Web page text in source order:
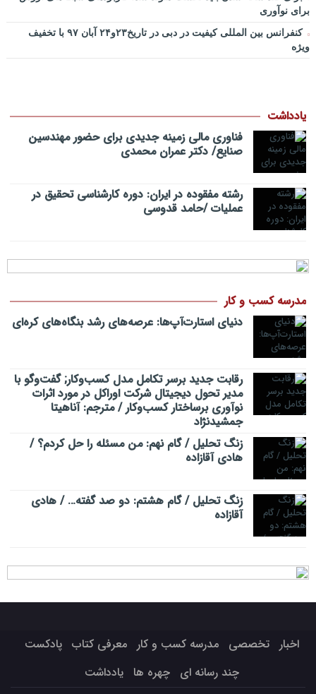
برای نوآوری
کنفرانس بین المللی کیفیت در دبی در تاریخ۲۳و۲۴ آبان ۹۷ با تخفیف
ویژه
یادداشت
فناوری مالی زمینه جدیدی برای حضور مهندسین
صنایع/ دکتر عمران محمدی
رشته مفقوده در ایران: دوره کارشناسی تحقیق در
عملیات /حامد قدوسی
مدرسه کسب و کار
دنیای استارت‌آپ‌ها: عرصه‌های رشد بنگاه‌های کره‌ای‌
رقابت جدید برسر تکامل مدل کسب‌و‌کار; گفت‌وگو با
مدیر تحول دیجیتال شرکت اوراکل در مورد اثرات
نوآوری برساختار کسب‌وکار / مترجم: آناهیتا
جمشیدنژاد
زنگ تحلیل / گام نهم: من مسئله را حل کردم؟ /
هادی آقازاده
زنگ تحلیل / گام هشتم: دو صد گفته… / هادی
آقازاده
اخبار تخصصی مدرسه کسب و کار معرفی کتاب پادکست
چند رسانه ای
چهره ها یادداشت